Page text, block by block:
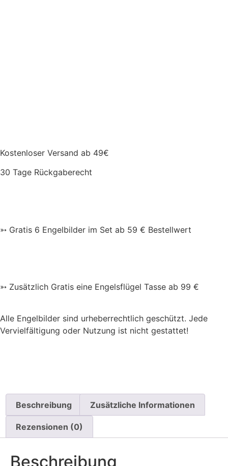
Kostenloser Versand ab 49€
30 Tage Rückgaberecht
➳ Gratis 6 Engelbilder im Set ab 59 € Bestellwert
➳ Zusätzlich Gratis eine Engelsflügel Tasse ab 99 €
Alle Engelbilder sind urheberrechtlich geschützt. Jede
Vervielfältigung oder Nutzung ist nicht gestattet!
Beschreibung Zusätzliche Informationen
Rezensionen (0)
Beschreibung